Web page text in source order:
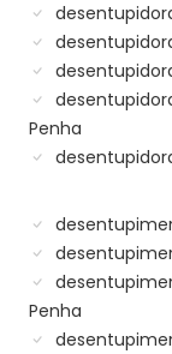
Penha
Penha